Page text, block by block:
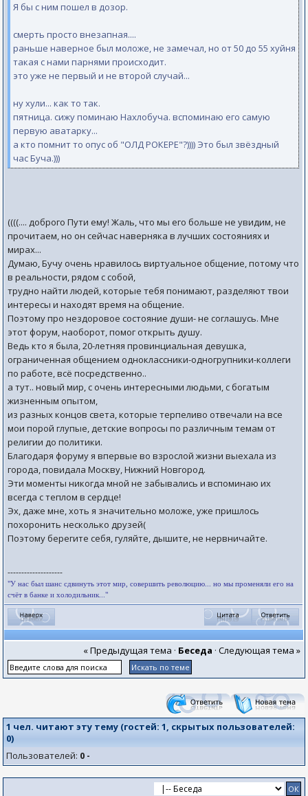
Я бы с ним пошел в дозор.
смерть просто внезапная....
раньше наверное был моложе, не замечал, но от 50 до 55 хуйня
такая с нами парнями происходит.
это уже не первый и не второй случай...
ну хули... как то так.
пятница. сижу поминаю Нахлобуча. вспоминаю его самую
первую аватарку...
а кто помнит то опус об "ОЛД РОКЕРЕ"?)))) Это был звёздный
час Буча.)))
((((.... доброго Пути ему! Жаль, что мы его больше не увидим, не
прочитаем, но он сейчас наверняка в лучших состояниях и
мирах...
Думаю, Бучу очень нравилось виртуальное общение, потому что
в реальности, рядом с собой,
трудно найти людей, которые тебя понимают, разделяют твои
интересы и находят время на общение.
Поэтому про нездоровое состояние души- не соглашусь. Мне
этот форум, наоборот, помог открыть душу.
Ведь кто я была, 20-летняя провинциальная девушка,
ограниченная общением одноклассники-одногрупники-коллеги
по работе, всё посредственно..
а тут.. новый мир, с очень интересными людьми, с богатым
жизненным опытом,
из разных концов света, которые терпеливо отвечали на все
мои порой глупые, детские вопросы по различным темам от
религии до политики.
Благодаря форуму я впервые во взрослой жизни выехала из
города, повидала Москву, Нижний Новгород.
Эти моменты никогда мной не забывались и вспоминаю их
всегда с теплом в сердце!
Эх, даже мне, хоть я значительно моложе, уже пришлось
похоронить несколько друзей(
Поэтому берегите себя, гуляйте, дышите, не нервничайте.
--------------------
"У нас был шанс сдвинуть этот мир, совершить революцию... но мы променяли его на
счёт в банке и холодильник..."
« Предыдущая тема · Беседа · Следующая тема »
1 чел. читают эту тему (гостей:1, скрытых пользователей:
0)
Пользователей: 0 -